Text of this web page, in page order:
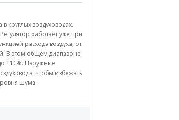
круглых воздуховодах.
работает уже при
расхода воздуха, от
В этом общем диапазоне
±10%. Наружные
чтобы избежать
шума.